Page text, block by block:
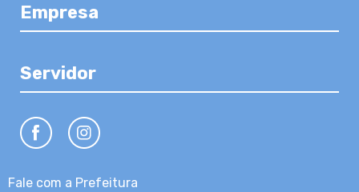
Empresa
Servidor
Fale com a Prefeitura